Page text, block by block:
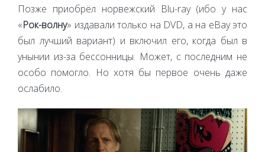
Позже приобрёл норвежский Blu-ray (ибо у нас
«Рок-волну» издавали только на DVD, а на eBay это
был лучший вариант) и включил его, когда был в
унынии из-за бессонницы. Может, с последним не
особо помогло. Но хотя бы первое очень даже
ослабило.